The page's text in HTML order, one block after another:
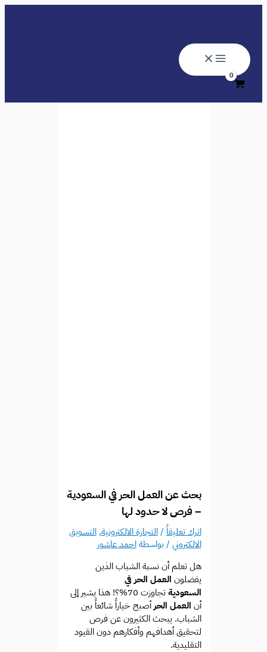
تخطي
بحث عن العمل الحر في السعودية
– فرص لا حدود لها
اترك تعليقاً /التجارة الالكترونية,التسويق
الالكتروني / بواسطة احمد عاشور
هل تعلم أن نسبة الشباب الذين
يفضلون العمل الحر في
السعودية
تجاوزت 70%؟! هذا يشير إلى
أن العمل الحرأصبح خياراً شائعاً بين
الشباب. يبحث الكثيرون عن فرص
لتحقيق أهدافهم وأفكارهم دون القيود
التقليدية.